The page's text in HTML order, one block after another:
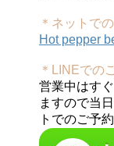
＊ネットで
Hot pepper
＊LINEでの
営業中はす
ますので当
トでのご予